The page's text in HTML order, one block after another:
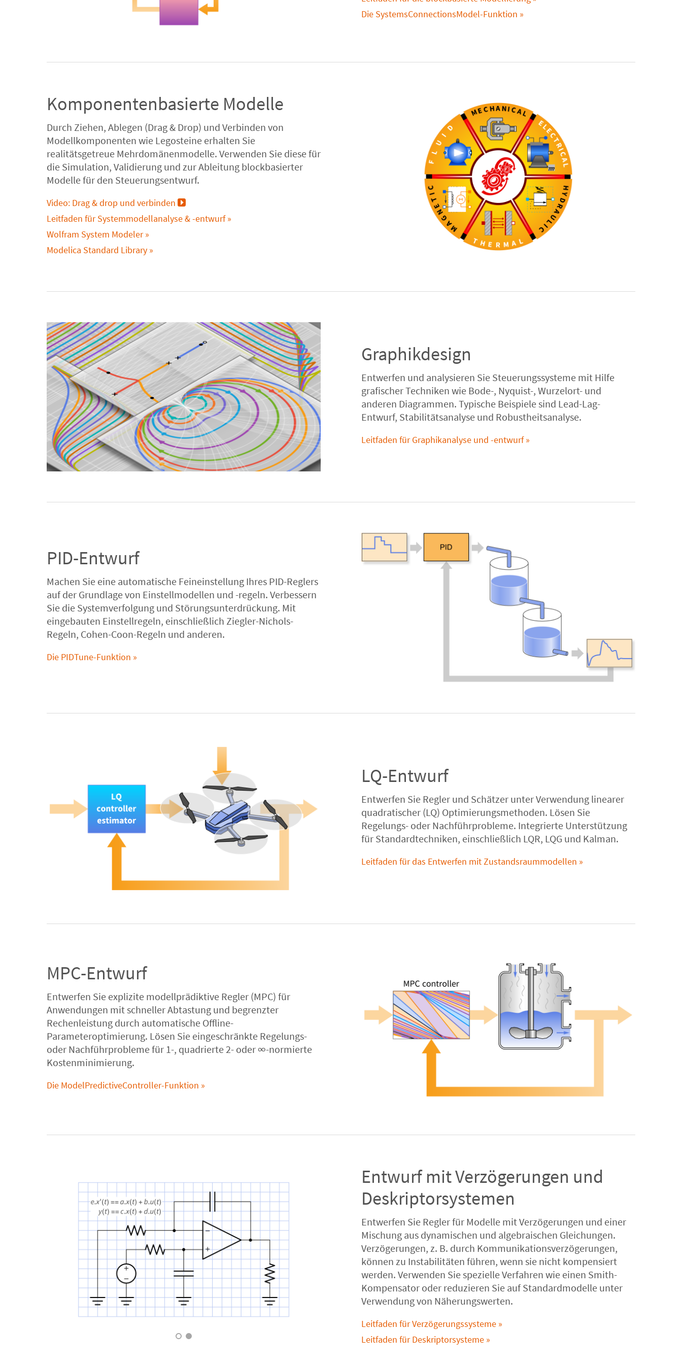
Die SystemsConnectionsModel-Funktion
Komponentenbasierte Modelle
Durch Ziehen, Ablegen (Drag & Drop) und Verbinden von
Modellkomponenten wie Legosteine erhalten Sie
realitätsgetreue Mehrdomänenmodelle. Verwenden Sie diese für
die Simulation, Validierung und zur Ableitung blockbasierter
Modelle für den Steuerungsentwurf.
Video: Drag & drop und verbinden
Leitfaden für Systemmodellanalyse & -entwurf
Wolfram System Modeler
Modelica Standard Library
Graphikdesign
Entwerfen und analysieren Sie Steuerungssysteme mit Hilfe
grafischer Techniken wie Bode-, Nyquist-, Wurzelort- und
anderen Diagrammen. Typische Beispiele sind Lead-Lag-
Entwurf, Stabilitätsanalyse und Robustheitsanalyse.
Leitfaden für Graphikanalyse und -entwurf
PID-Entwurf
Machen Sie eine automatische Feineinstellung Ihres PID-Reglers
auf der Grundlage von Einstellmodellen und -regeln. Verbessern
Sie die Systemverfolgung und Störungsunterdrückung. Mit
eingebauten Einstellregeln, einschließlich Ziegler-Nichols-
Regeln, Cohen-Coon-Regeln und anderen.
Die PIDTune-Funktion
LQ-Entwurf
Entwerfen Sie Regler und Schätzer unter Verwendung linearer
quadratischer (LQ) Optimierungsmethoden. Lösen Sie
Regelungs- oder Nachführprobleme. Integrierte Unterstützung
für Standardtechniken, einschließlich LQR, LQG und Kalman.
Leitfaden für das Entwerfen mit Zustandsraummodellen
MPC-Entwurf
Entwerfen Sie explizite modellprädiktive Regler (MPC) für
Anwendungen mit schneller Abtastung und begrenzter
Rechenleistung durch automatische Offline-
Parameteroptimierung. Lösen Sie eingeschränkte Regelungs-
oder Nachführprobleme für 1-, quadrierte 2- oder ∞-normierte
Kostenminimierung.
Die ModelPredictiveController-Funktion
Entwurf mit Verzögerungen und
Deskriptorsystemen
Entwerfen Sie Regler für Modelle mit Verzögerungen und einer
Mischung aus dynamischen und algebraischen Gleichungen.
Verzögerungen, z. B. durch Kommunikationsverzögerungen,
können zu Instabilitäten führen, wenn sie nicht kompensiert
werden. Verwenden Sie spezielle Verfahren wie einen Smith-
Kompensator oder reduzieren Sie auf Standardmodelle unter
Verwendung von Näherungswerten.
Leitfaden für Verzögerungssysteme
Leitfaden für Deskriptorsysteme